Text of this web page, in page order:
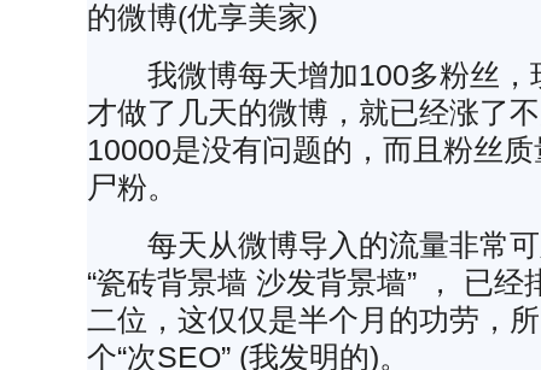
的微博(优享美家)
我微博每天增加100多粉丝，
才做了几天的微博，就已经涨了
10000是没有问题的，而且粉丝
尸粉。
每天从微博导入的流量非常可
“瓷砖背景墙 沙发背景墙” ， 已
二位，这仅仅是半个月的功劳，
个“次SEO” (我发明的)。